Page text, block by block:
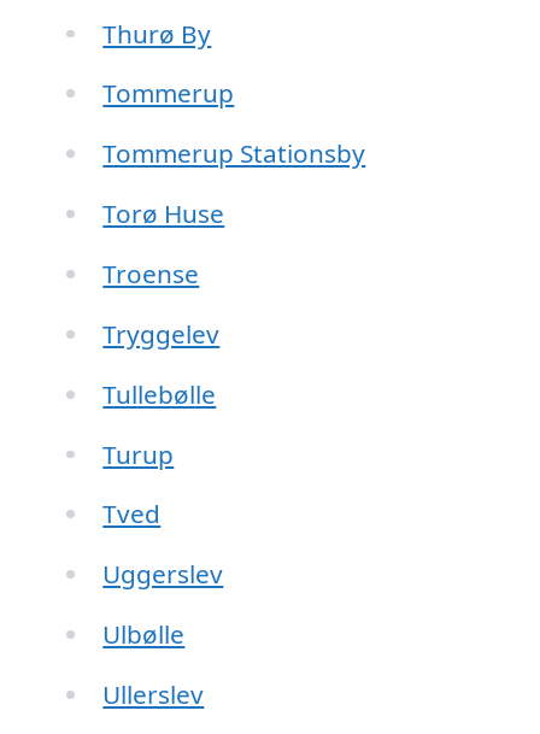
Thurø By
Tommerup
Tommerup Stationsby
Torø Huse
Troense
Tryggelev
Tullebølle
Turup
Tved
Uggerslev
Ulbølle
Ullerslev